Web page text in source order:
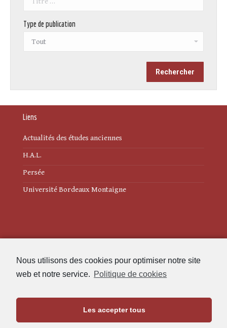
Nous utilisons des cookies pour optimiser notre site
web et notre service. Politique de cookies
Les accepter tous
Type de publication
Liens
Actualités des études anciennes
H.A.L.
Persée
Université Bordeaux Montaigne
Politique de cookies (UE)
Maison de l'Archéologie